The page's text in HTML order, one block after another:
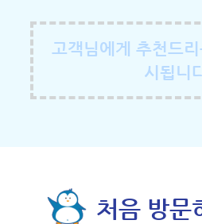
고객님에게 추천드
시됩니
처음 방문